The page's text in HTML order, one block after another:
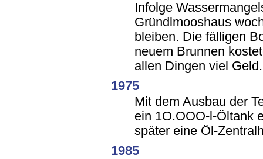
Infolge
Gründlmooshaus
bleiben. Die fälligen
neuem Brunnen
allen Dingen viel Geld.
1975
Mit dem Ausbau der
ein 1O.OOO-l-Öltank
später eine Öl-
1985